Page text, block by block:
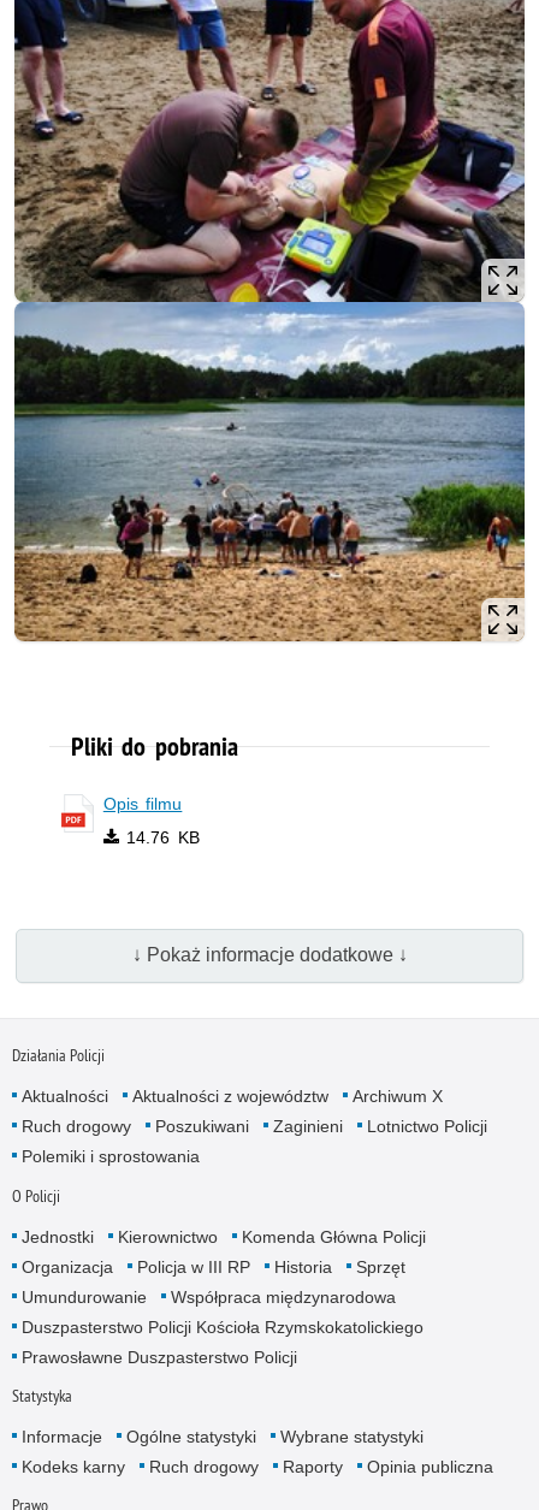
Pliki do pobrania
Opis filmu
14.76 KB
↓ Pokaż informacje dodatkowe ↓
Działania Policji
Aktualności Aktualności z województw
Archiwum X
Ruch drogowy
Poszukiwani Zaginieni
Lotnictwo Policji
Polemiki i sprostowania
O Policji
Jednostki Kierownictwo
Komenda Główna Policji
Organizacja
Policja w III RP Historia
Sprzęt
Umundurowanie
Współpraca międzynarodowa
Duszpasterstwo Policji Kościoła Rzymskokatolickiego
Prawosławne Duszpasterstwo Policji
Statystyka
Informacje Ogólne statystyki
Wybrane statystyki
Kodeks karny
Ruch drogowy Raporty Opinia publiczna
Prawo